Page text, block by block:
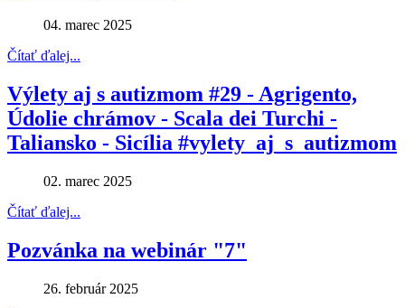
04. marec 2025
Čítať ďalej...
Výlety aj s autizmom #29 - Agrigento,
Údolie chrámov - Scala dei Turchi -
Taliansko - Sicília #vylety_aj_s_autizmom
02. marec 2025
Čítať ďalej...
Pozvánka na webinár "7"
26. február 2025